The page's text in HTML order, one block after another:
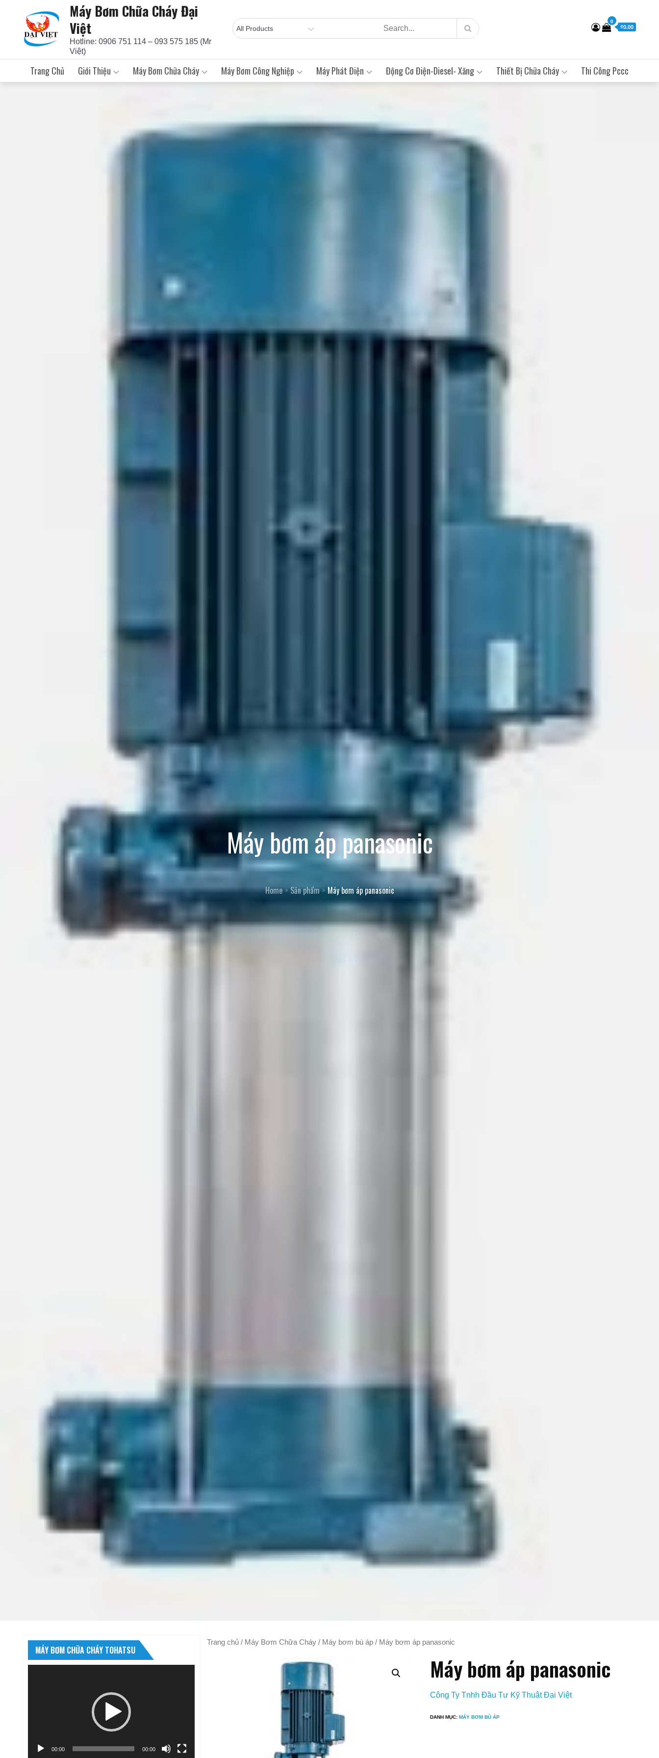
content
Máy Bơm Chữa Cháy Đại
Việt
Hotline: 0906 751 114 – 093 575 185 (Mr
Việt)
0
₫0.00
Trang Chủ Giới Thiệu Máy Bơm Chữa Cháy Máy Bơm Công Nghiệp Máy Phát Điện Động Cơ Điện-Diesel- Xăng Thiết Bị Chữa Cháy Thi Công Pccc
Máy bơm áp panasonic
Home Sản phẩm Máy bơm áp panasonic
Trang chủ / Máy Bơm Chữa Cháy / Máy bơm bù áp / Máy bơm áp panasonic
Máy bơm áp panasonic
Công Ty Tnhh Đầu Tư Kỹ Thuật Đại Việt
DANH MỤC: MÁY BƠM BÙ ÁP
MÁY BƠM CHỮA CHÁY TOHATSU
00:00 00:00